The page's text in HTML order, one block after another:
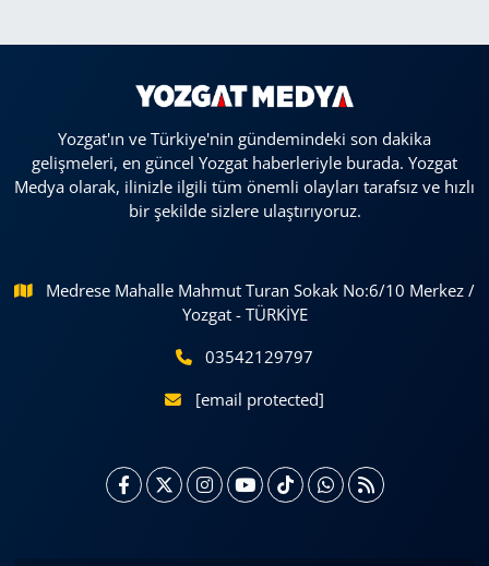
Yozgat'ın ve Türkiye'nin gündemindeki son dakika
gelişmeleri, en güncel Yozgat haberleriyle burada. Yozgat
Medya olarak, ilinizle ilgili tüm önemli olayları tarafsız ve hızlı
bir şekilde sizlere ulaştırıyoruz.
Medrese Mahalle Mahmut Turan Sokak No:6/10 Merkez /
Yozgat - TÜRKİYE
03542129797
[email protected]